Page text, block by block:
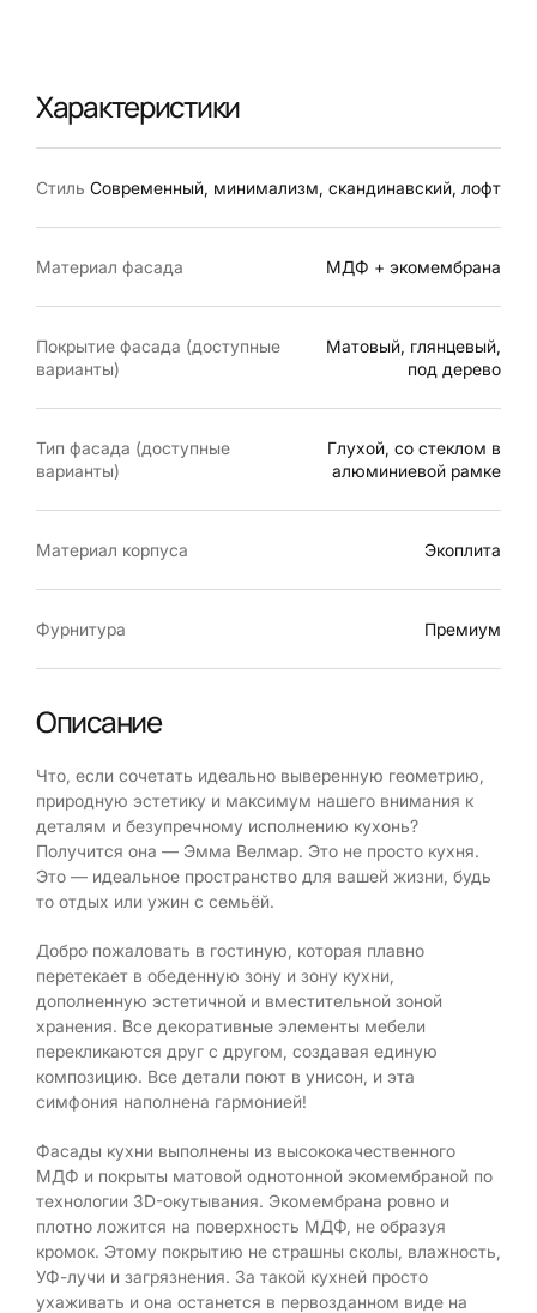
Характеристики
Стиль Современный, минимализм, скандинавский, лофт
Материал фасада МДФ + экомембрана
Покрытие фасада (доступные
варианты)
Матовый, глянцевый,
под дерево
Тип фасада (доступные
варианты)
Глухой, со стеклом в
алюминиевой рамке
Материал корпуса Экоплита
Фурнитура Премиум
Описание
Что, если сочетать идеально выверенную геометрию,
природную эстетику и максимум нашего внимания к
деталям и безупречному исполнению кухонь?
Получится она — Эмма Велмар. Это не просто кухня.
Это — идеальное пространство для вашей жизни, будь
то отдых или ужин с семьёй.
Добро пожаловать в гостиную, которая плавно
перетекает в обеденную зону и зону кухни,
дополненную эстетичной и вместительной зоной
хранения. Все декоративные элементы мебели
перекликаются друг с другом, создавая единую
композицию. Все детали поют в унисон, и эта
симфония наполнена гармонией!
Фасады кухни выполнены из высококачественного
МДФ и покрыты матовой однотонной экомембраной по
технологии 3D-окутывания. Экомембрана ровно и
плотно ложится на поверхность МДФ, не образуя
кромок. Этому покрытию не страшны сколы, влажность,
УФ-лучи и загрязнения. За такой кухней просто
ухаживать и она останется в первозданном виде на